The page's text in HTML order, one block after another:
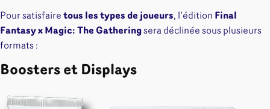
Pour satisfaire tous les types de joueurs, l’édition Final
Fantasy x Magic: The Gatheringsera déclinée sous plusieurs
formats :
Boosters et Displays